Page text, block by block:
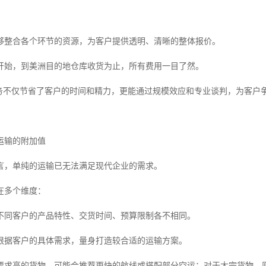
整合各个环节的资源，为客户提供透明、清晰的整体报价。
始，到美洲目的地仓库收货为止，所有费用一目了然。
不仅节省了客户的时间和精力，更能通过规模效应和专业谈判，为客
输的附加值
，单纯的运输已无法满足现代企业的需求。
个维度：
同客户的产品特性、交货时间、预算限制各不相同。
据客户的具体需求，量身打造较合适的运输方案。